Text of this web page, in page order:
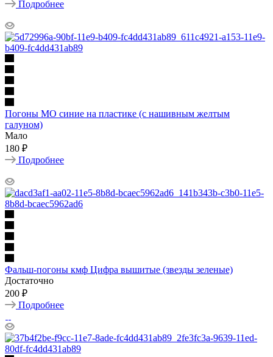
Подробнее
Погоны МО синие на пластике (с нашивным желтым
галуном)
Мало
180 ₽
Подробнее
Фальш-погоны кмф Цифра вышитые (звезды зеленые)
Достаточно
200 ₽
Подробнее